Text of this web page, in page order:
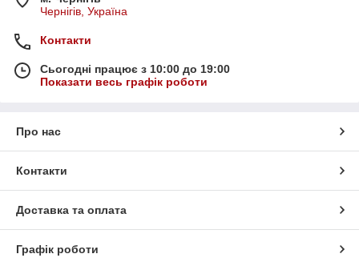
Чернігів, Україна
Контакти
Сьогодні працює з 10:00 до 19:00
Показати весь графік роботи
Про нас
Контакти
Доставка та оплата
Графік роботи